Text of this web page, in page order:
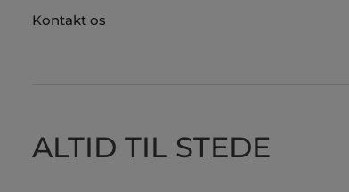
Kontakt os
ALTID TIL STEDE